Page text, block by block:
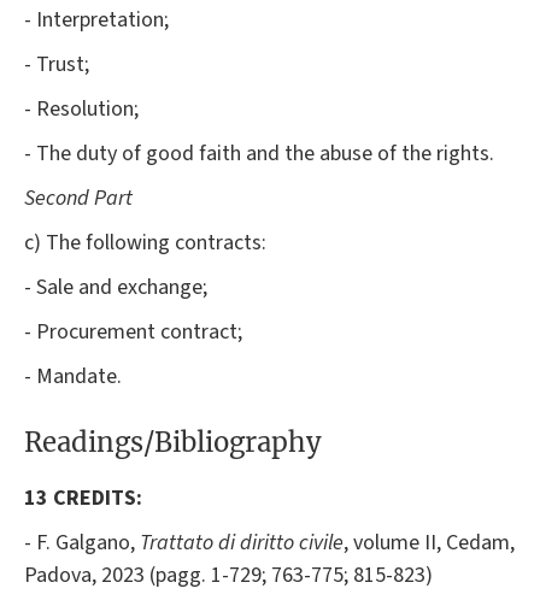
- Interpretation;
- Trust;
- Resolution;
- The duty of good faith and the abuse of the rights.
Second Part
c) The following contracts:
- Sale and exchange;
- Procurement contract;
- Mandate.
Readings/Bibliography
13 CREDITS:
- F. Galgano, Trattato di diritto civile, volume II, Cedam,
Padova, 2023 (pagg. 1-729; 763-775; 815-823)